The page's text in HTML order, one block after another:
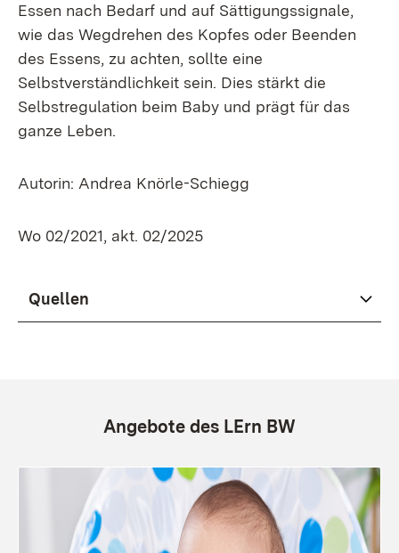
Essen nach Bedarf und auf Sättigungssignale,
wie das Wegdrehen des Kopfes oder Beenden
des Essens, zu achten, sollte eine
Selbstverständlichkeit sein. Dies stärkt die
Selbstregulation beim Baby und prägt für das
ganze Leben.
Autorin: Andrea Knörle-Schiegg
Wo 02/2021, akt. 02/2025
Quellen
Angebote des LErn BW